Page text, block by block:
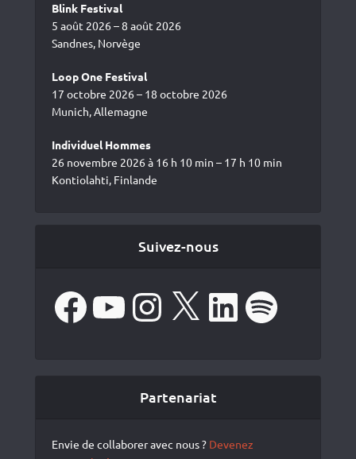
Blink Festival
5 août 2026 – 8 août 2026
Sandnes, Norvège
Loop One Festival
17 octobre 2026 – 18 octobre 2026
Munich, Allemagne
Individuel Hommes
26 novembre 2026 à 16 h 10 min – 17 h 10 min
Kontiolahti, Finlande
Suivez-nous
FacebookYouTube Instagram LinkedIn Spotify
Partenariat
Envie de collaborer avec nous ? Devenez